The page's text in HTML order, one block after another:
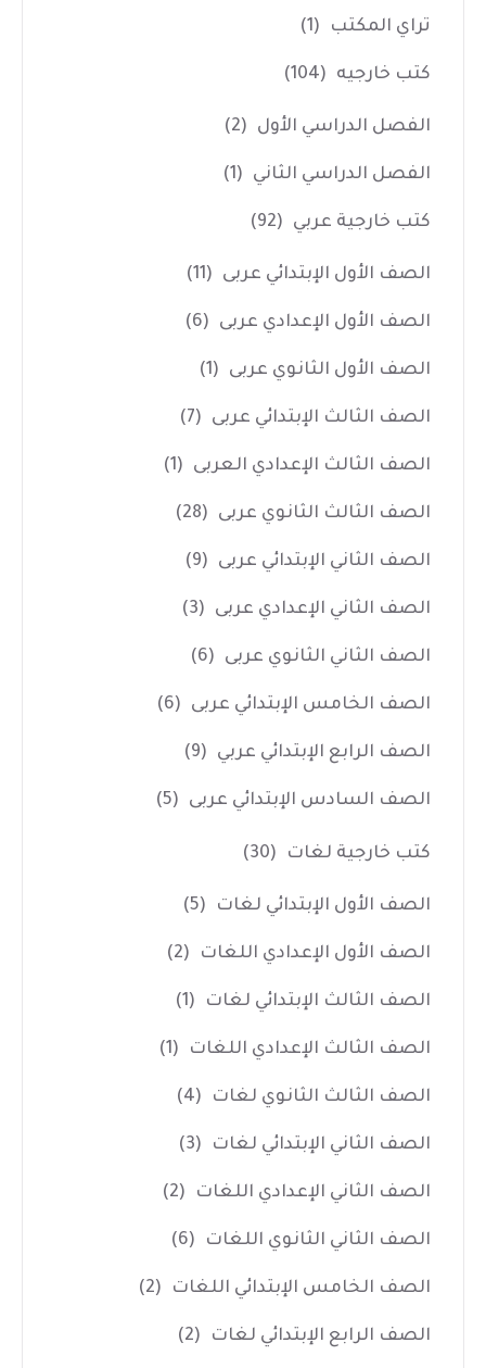
تراي المكتب (1)
كتب خارجيه (104)
الفصل الدراسي الأول (2)
الفصل الدراسي الثاني (1)
كتب خارجية عربي (92)
الصف الأول الإبتدائي عربى (11)
الصف الأول الإعدادي عربى (6)
الصف الأول الثانوي عربى (1)
الصف الثالث الإبتدائي عربى (7)
الصف الثالث الإعدادي العربى (1)
الصف الثالث الثانوي عربى (28)
الصف الثاني الإبتدائي عربى (9)
الصف الثاني الإعدادي عربى (3)
الصف الثاني الثانوي عربى (6)
الصف الخامس الإبتدائي عربى (6)
الصف الرابع الإبتدائي عربي (9)
الصف السادس الإبتدائي عربى (5)
كتب خارجية لغات (30)
الصف الأول الإبتدائي لغات (5)
الصف الأول الإعدادي اللغات (2)
الصف الثالث الإبتدائي لغات (1)
الصف الثالث الإعدادي اللغات (1)
الصف الثالث الثانوي لغات (4)
الصف الثاني الإبتدائي لغات (3)
الصف الثاني الإعدادي اللغات (2)
الصف الثاني الثانوي اللغات (6)
الصف الخامس الإبتدائي اللغات (2)
الصف الرابع الإبتدائي لغات (2)